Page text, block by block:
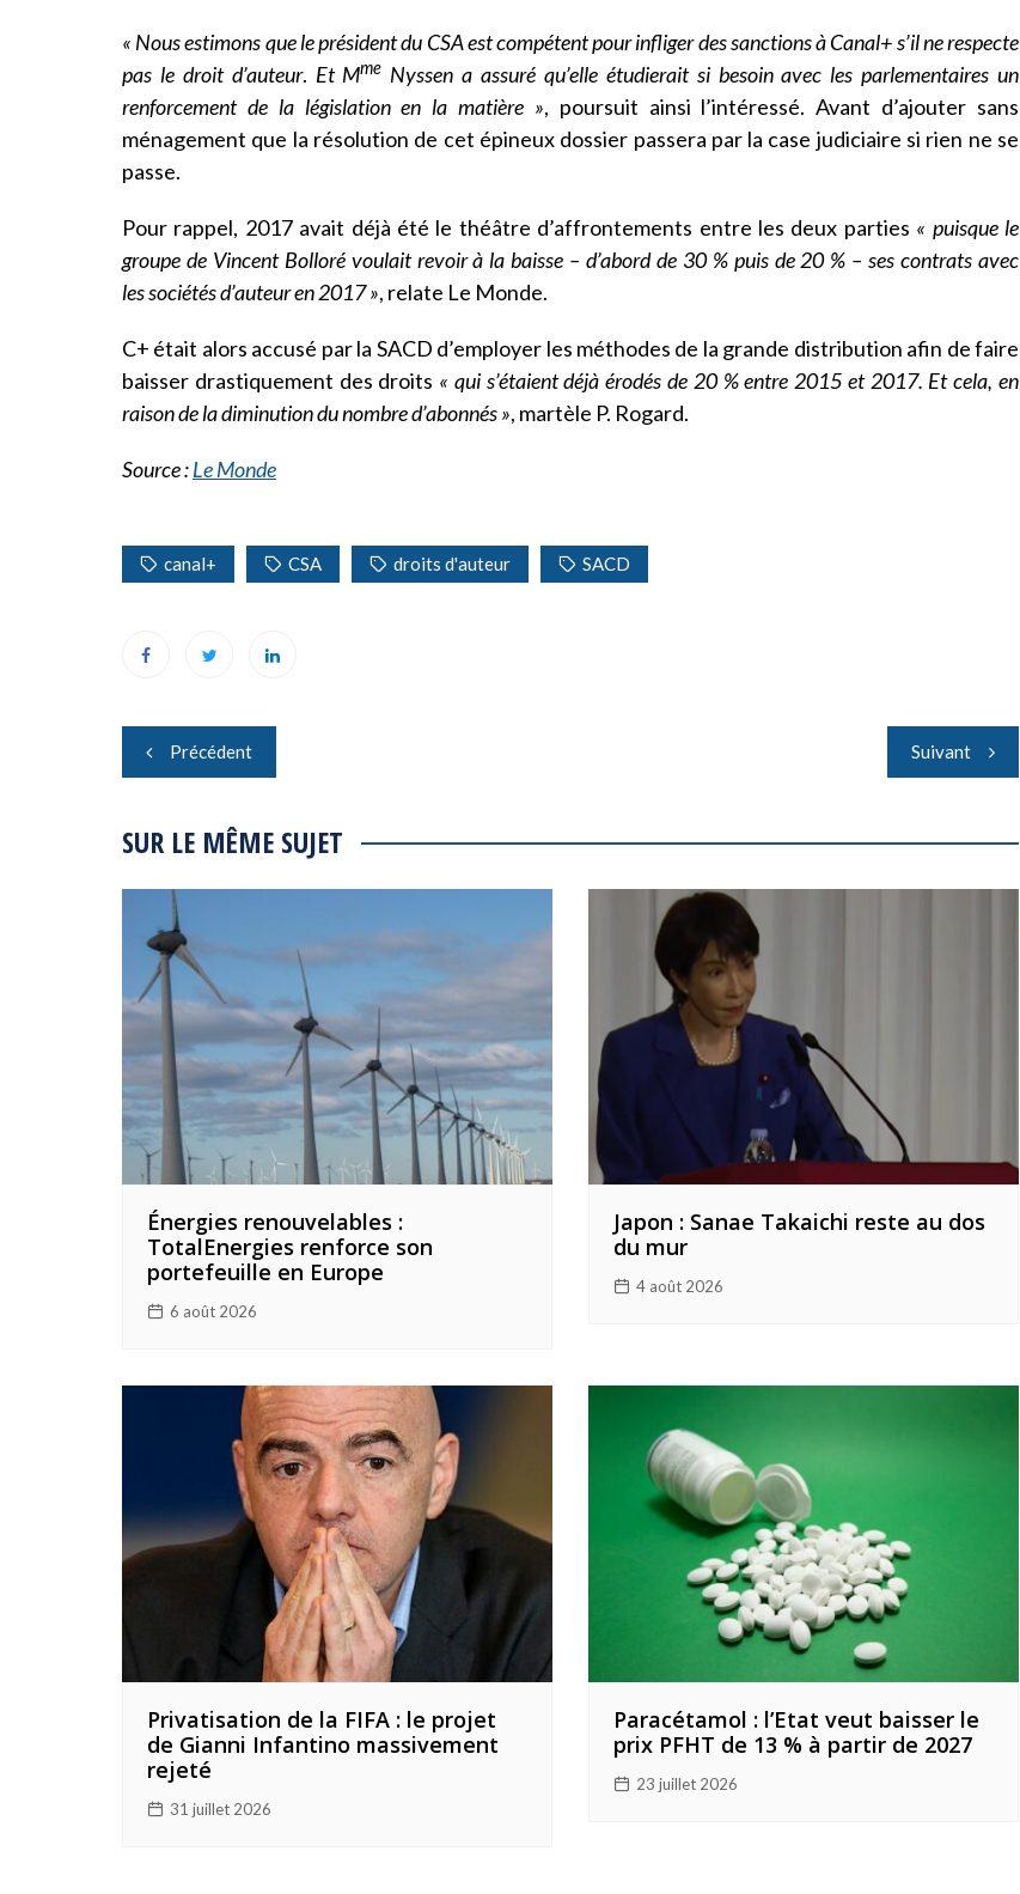
« Nous estimons que le président du CSA est compétent pour infliger des sanctions à Canal+ s’il ne respecte
pas le droit d’auteur. Et Mme Nyssen a assuré qu’elle étudierait si besoin avec les parlementaires un
renforcement de la législation en la matière », poursuit ainsi l’intéressé. Avant d’ajouter sans
ménagement que la résolution de cet épineux dossier passera par la case judiciaire si rien ne se
passe.
Pour rappel, 2017 avait déjà été le théâtre d’affrontements entre les deux parties « puisque le
groupe de Vincent Bolloré voulait revoir à la baisse – d’abord de 30 % puis de 20 % – ses contrats avec
les sociétés d’auteur en 2017 », relate Le Monde.
C+ était alors accusé par la SACD d’employer les méthodes de la grande distribution afin de faire
baisser drastiquement des droits « qui s’étaient déjà érodés de 20 % entre 2015 et 2017. Et cela, en
raison de la diminution du nombre d’abonnés », martèle P. Rogard.
Source :Le Monde
canal+ CSA droits d'auteur SACD
Navigation
de
l’article
Précédent Suivant
SUR LE MÊME SUJET
Énergies renouvelables :
TotalEnergies renforce son
portefeuille en Europe
6 août 2026
Japon : Sanae Takaichi reste au dos
du mur
4 août 2026
Privatisation de la FIFA : le projet
de Gianni Infantino massivement
rejeté
31 juillet 2026
Paracétamol : l’Etat veut baisser le
prix PFHT de 13 % à partir de 2027
23 juillet 2026